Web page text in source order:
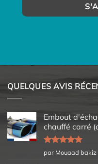
QUELQUES AVIS
Embout
chauffé carré
Note5sur
5
par Mouaad bakiz